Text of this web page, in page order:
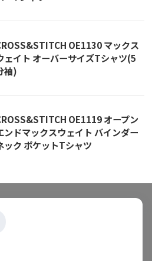
OE1130 マックス
ェイト オーバーサイズTシャツ(5
袖)
OE1119 オープン
ンドマックスウェイト バインダー
ック ポケットTシャツ